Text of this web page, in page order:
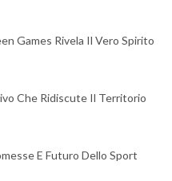
Games Rivela Il Vero Spirito
Che Ridiscute Il Territorio
E Futuro Dello Sport